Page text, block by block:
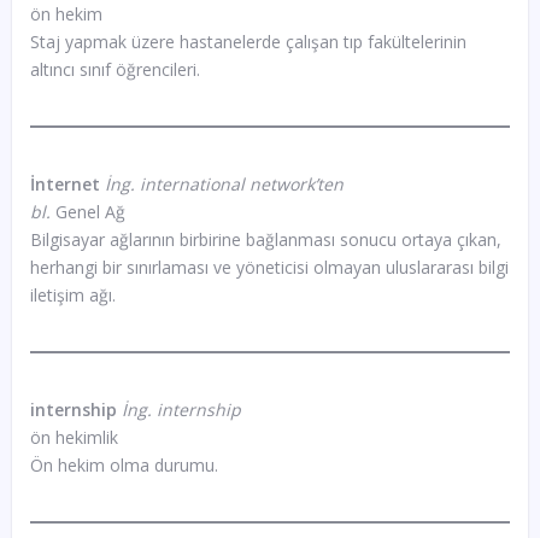
ön hekim
Staj yapmak üzere hastanelerde çalışan tıp fakültelerinin
altıncı sınıf öğrencileri.
İnternet İng. international network’ten
bl. Genel Ağ
Bilgisayar ağlarının birbirine bağlanması sonucu ortaya çıkan,
herhangi bir sınırlaması ve yöneticisi olmayan uluslararası bilgi
iletişim ağı.
internship İng. internship
ön hekimlik
Ön hekim olma durumu.